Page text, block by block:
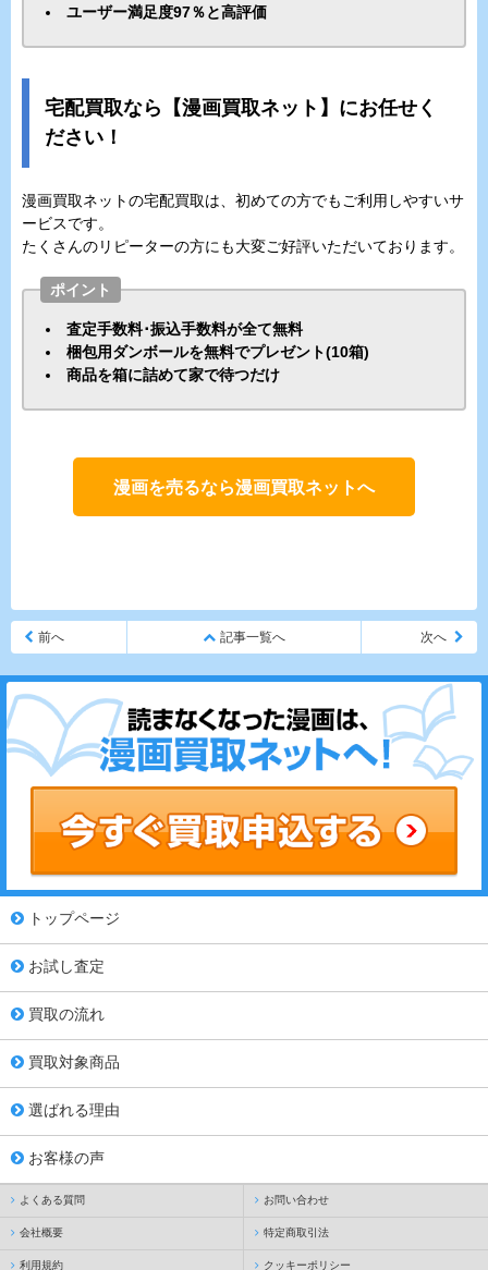
ユーザー満足度97％と高評価
宅配買取なら【漫画買取ネット】にお任せく
ださい！
漫画買取ネットの宅配買取は、初めての方でもご利用しやすいサ
ービスです。
たくさんのリピーターの方にも大変ご好評いただいております。
ポイント
査定手数料･振込手数料が全て無料
梱包用ダンボールを無料でプレゼント(10箱)
商品を箱に詰めて家で待つだけ
漫画を売るなら漫画買取ネットへ
前へ 記事一覧へ 次へ
トップページ
お試し査定
買取の流れ
買取対象商品
選ばれる理由
お客様の声
よくある質問 お問い合わせ
会社概要 特定商取引法
利用規約 クッキーポリシー